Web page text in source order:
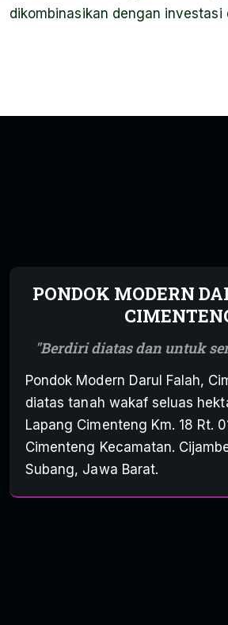
dikombinasikan dengan
PONDOK MODERN
Berdiri diatas dan untuk
Pondok Modern Darul Falah,
diatas tanah wakaf seluas
Lapang Cimenteng Km. 18 Rt.
Cimenteng Kecamatan.
Subang, Jawa Barat.